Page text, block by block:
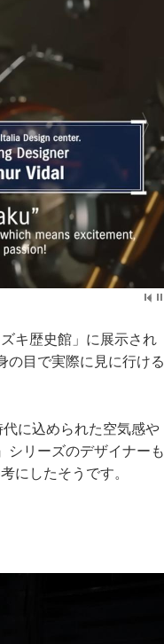
キ歴史館」に展示され
の目で実際に見に行ける
に込められた空気感や
シリーズのデザイナーも
にしたそうです。